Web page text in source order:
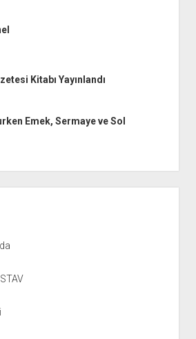
Kitabı Yayınlandı
Emek, Sermaye ve Sol